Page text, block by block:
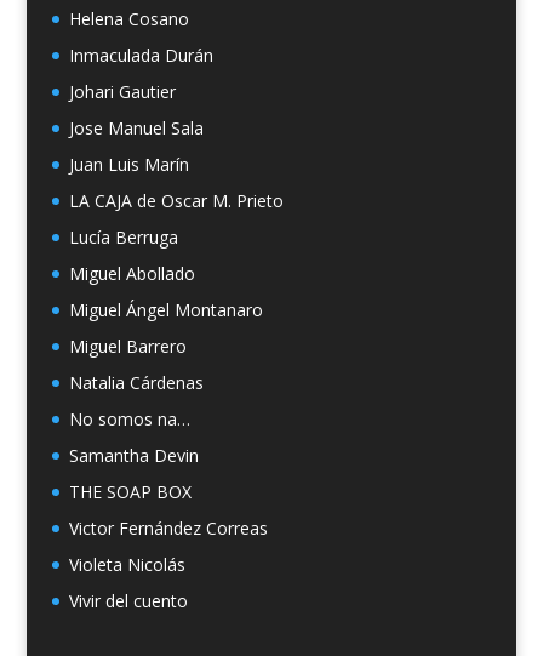
Helena Cosano
Inmaculada Durán
Johari Gautier
Jose Manuel Sala
Juan Luis Marín
LA CAJA de Oscar M. Prieto
Lucía Berruga
Miguel Abollado
Miguel Ángel Montanaro
Miguel Barrero
Natalia Cárdenas
No somos na…
Samantha Devin
THE SOAP BOX
Victor Fernández Correas
Violeta Nicolás
Vivir del cuento